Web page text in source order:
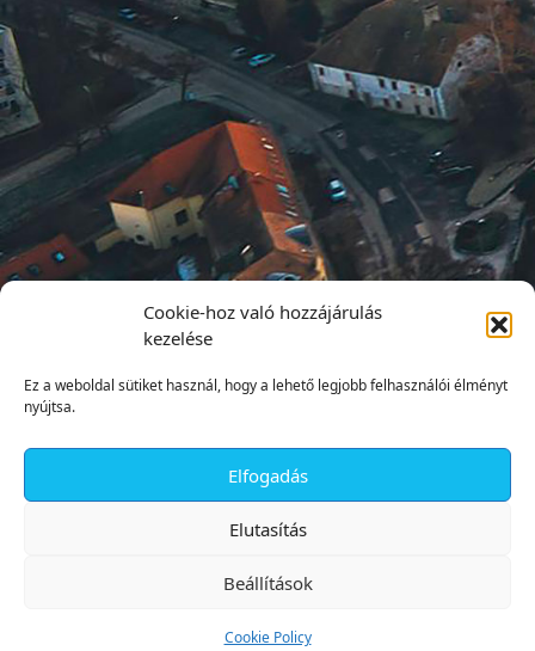
Cookie-hoz való hozzájárulás
kezelése
Ez a weboldal sütiket használ, hogy a lehető legjobb felhasználói élményt
nyújtsa.
Elfogadás
Elutasítás
Beállítások
Cookie Policy
✕